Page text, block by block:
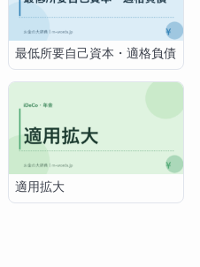
最低所要自己資本・適格負債
適用拡大